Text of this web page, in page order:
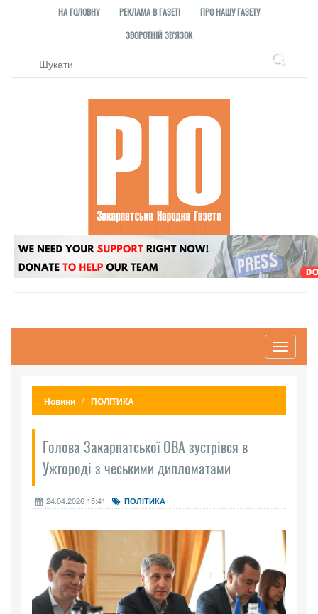
НА ГОЛОВНУ РЕКЛАМА В ГАЗЕТІ
ПРО НАШУ ГАЗЕТУ
ЗВОРОТНІЙ ЗВ'ЯЗОК
Toggle
Новини ПОЛІТИКА
Голова Закарпатської ОВА зустрівся в
Ужгороді з чеськими дипломатами
24.04.2026 15:41 ПОЛІТИКА